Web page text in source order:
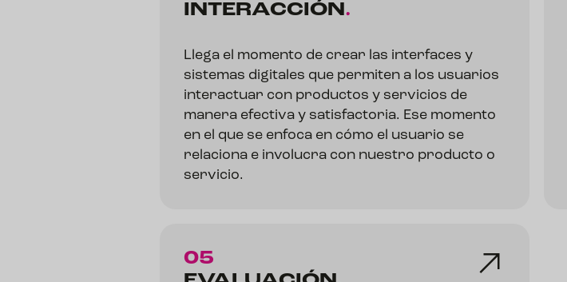
INTERACCIÓN.
Llega el momento de crear las interfaces y
sistemas digitales que permiten a los usuarios
interactuar con productos y servicios de
manera efectiva y satisfactoria. Ese momento
en el que se enfoca en cómo el usuario se
relaciona e involucra con nuestro producto o
servicio.
05